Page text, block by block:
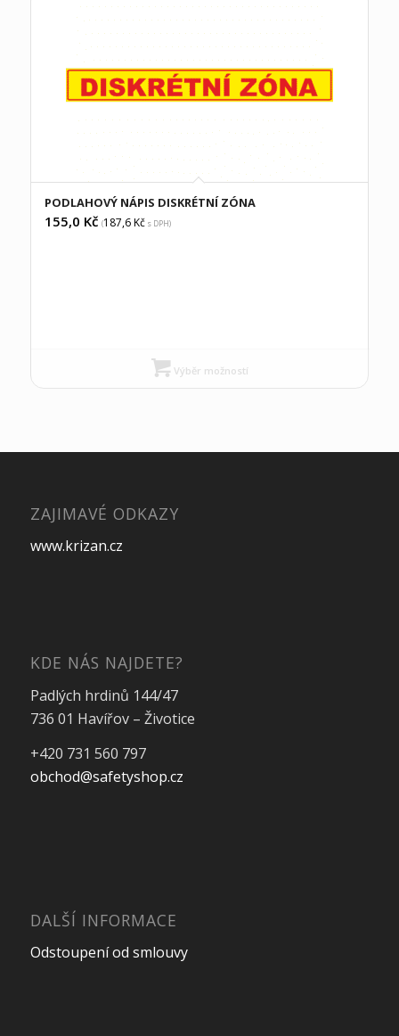
PODLAHOVÝ NÁPIS DISKRÉTNÍ ZÓNA
155,0 Kč (187,6Kčs DPH)
Výběr možností
ZAJIMAVÉ ODKAZY
www.krizan.cz
KDE NÁS NAJDETE?
Padlých hrdinů 144/47
736 01 Havířov – Životice
+420 731 560 797
obchod@safetyshop.cz
DALŠÍ INFORMACE
Odstoupení od smlouvy